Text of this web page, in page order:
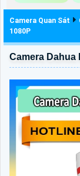
Camera Quan Sát
1080P
Camera Dahua